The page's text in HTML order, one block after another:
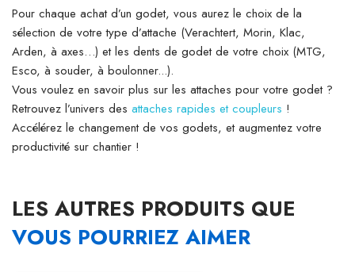
Pour chaque achat d’un godet, vous aurez le choix de la
sélection de votre type d’attache (Verachtert, Morin, Klac,
Arden, à axes…) et les dents de godet de votre choix (MTG,
Esco, à souder, à boulonner...).
Vous voulez en savoir plus sur les attaches pour votre godet ?
Retrouvez l’univers des attaches rapides et coupleurs !
Accélérez le changement de vos godets, et augmentez votre
productivité sur chantier !
LES AUTRES PRODUITS QUE
VOUS POURRIEZ AIMER